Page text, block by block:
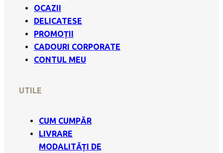
OCAZII
DELICATESE
PROMOȚII
CADOURI CORPORATE
CONTUL MEU
UTILE
CUM CUMPĂR
LIVRARE
MODALITĂȚI DE